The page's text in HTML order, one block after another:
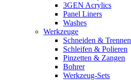
3GEN Acrylics
Panel Liners
Washes
Werkzeuge
Schneiden & Trennen
Schleifen & Polieren
Pinzetten & Zangen
Bohrer
Werkzeug-Sets